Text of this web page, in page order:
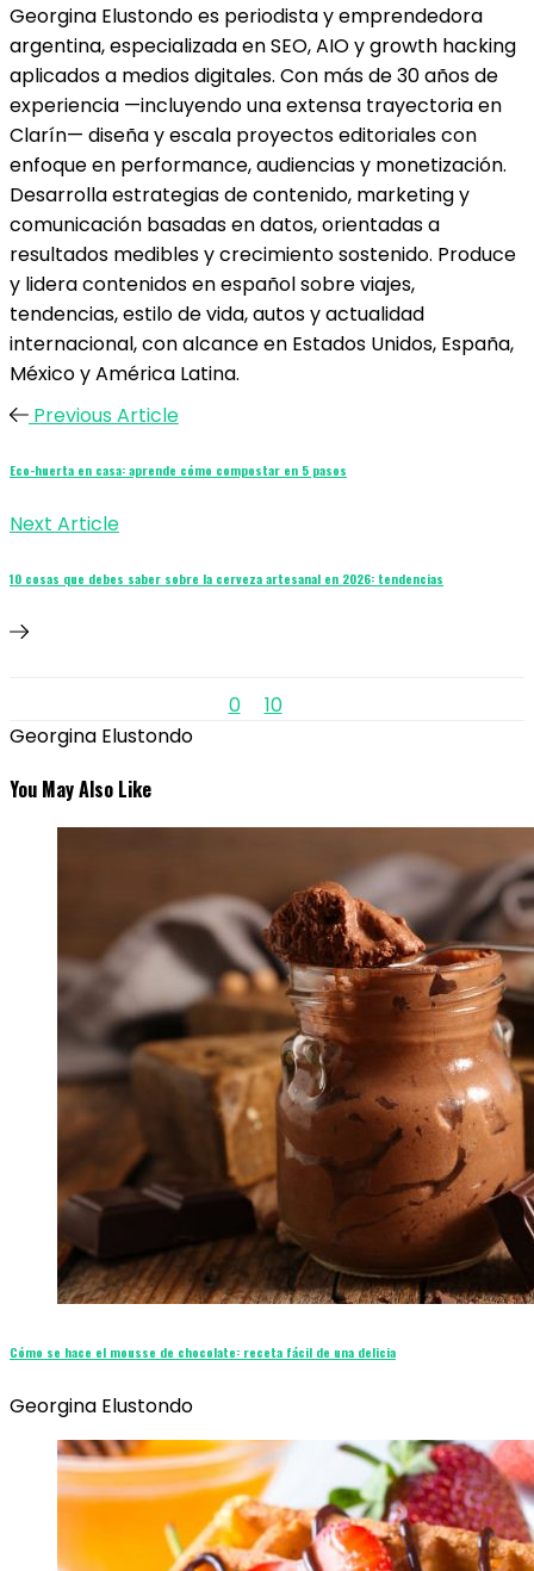
Georgina Elustondo es periodista y emprendedora
argentina, especializada en SEO, AIO y growth hacking
aplicados a medios digitales. Con más de 30 años de
experiencia —incluyendo una extensa trayectoria en
Clarín— diseña y escala proyectos editoriales con
enfoque en performance, audiencias y monetización.
Desarrolla estrategias de contenido, marketing y
comunicación basadas en datos, orientadas a
resultados medibles y crecimiento sostenido. Produce
y lidera contenidos en español sobre viajes,
tendencias, estilo de vida, autos y actualidad
internacional, con alcance en Estados Unidos, España,
México y América Latina.
Previous Article
Eco-huerta en casa: aprende cómo compostar en 5 pasos
Next Article
10 cosas que debes saber sobre la cerveza artesanal en 2026: tendencias
0
10
Georgina Elustondo
You May Also Like
Cómo se hace el mousse de chocolate: receta fácil de una delicia
Georgina Elustondo